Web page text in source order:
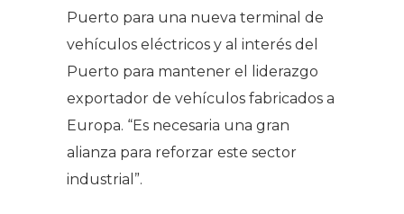
Puerto para una nueva terminal de
vehículos eléctricos y al interés del
Puerto para mantener el liderazgo
exportador de vehículos fabricados a
Europa. “Es necesaria una gran
alianza para reforzar este sector
industrial”.